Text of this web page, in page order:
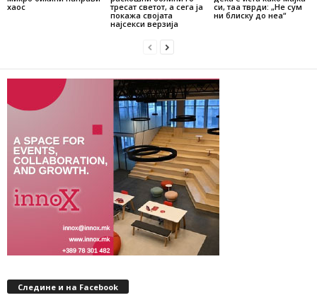
хаос
тресат светот, а сега ја
покажа својата
најсекси верзија
си, таа тврди: „Не сум
ни блиску до неа“
Следине и на Facebook